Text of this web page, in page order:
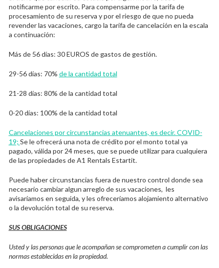
notificarme por escrito. Para compensarme por la tarifa de
procesamiento de su reserva y por el riesgo de que no pueda
revender las vacaciones, cargo la tarifa de cancelación en la escala
a continuación:
Más de 56 días: 30 EUROS de gastos de gestión.
29-56 días: 70% de la cantidad total
21-28 días: 80% de la cantidad total
0-20 días: 100% de la cantidad total
Cancelaciones por circunstancias atenuantes, es decir. COVID-
19; Se le ofrecerá una nota de crédito por el monto total ya
pagado, válida por 24 meses, que se puede utilizar para cualquiera
de las propiedades de A1 Rentals Estartit.
Puede haber circunstancias fuera de nuestro control donde sea
necesario cambiar algun arreglo de sus vacaciones, les
avisaríamos en seguida, y les ofreceríamos alojamiento alternativo
o la devolución total de su reserva.
SUS OBLIGACIONES
Usted y las personas que le acompañan se comprometen a cumplir con las
normas establecidas en la propiedad.